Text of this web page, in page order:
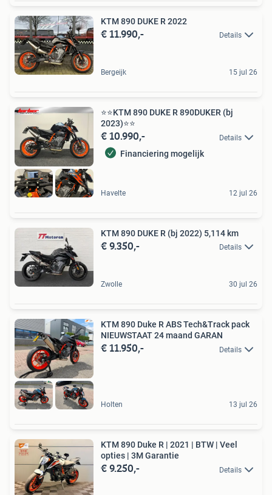
KTM 890 DUKE R 2022
€ 11.990,- Details
Bergeijk 15 jul 26
⭐️⭐KTM 890 DUKE R 890DUKER (bj
2023)⭐️⭐
€ 10.990,- Details
Financiering mogelijk
Havelte 12 jul 26
KTM 890 DUKE R (bj 2022) 5,114 km
€ 9.350,- Details
Zwolle 30 jul 26
KTM 890 Duke R ABS Tech&Track pack
NIEUWSTAAT 24 maand GARAN
€ 11.950,- Details
Holten 13 jul 26
KTM 890 Duke R | 2021 | BTW | Veel
opties | 3M Garantie
€ 9.250,- Details